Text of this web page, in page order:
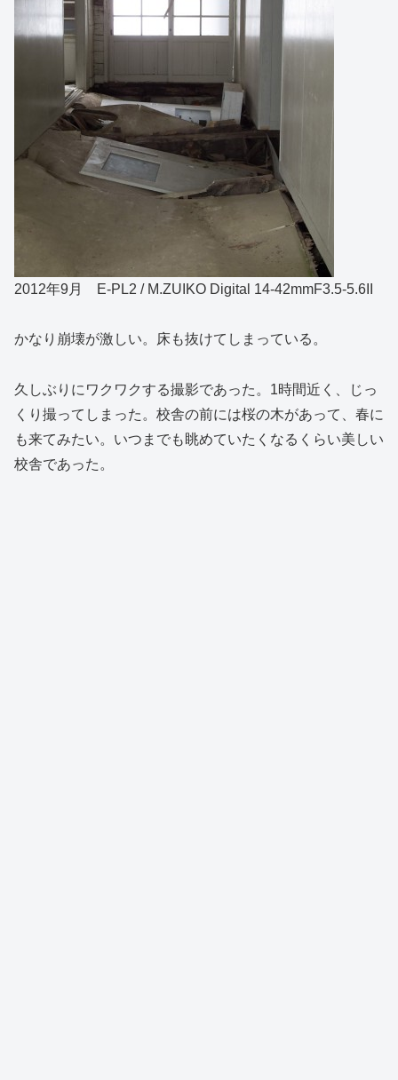
2012年9月 E-PL2 / M.ZUIKO Digital 14-42mmF3.5-5.6II
かなり崩壊が激しい。床も抜けてしまっている。
久しぶりにワクワクする撮影であった。1時間近く、じっ
くり撮ってしまった。校舎の前には桜の木があって、春に
も来てみたい。いつまでも眺めていたくなるくらい美しい
校舎であった。